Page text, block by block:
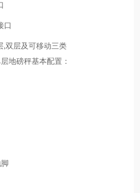
口
,双层及可移动三类
地磅秤基本配置：